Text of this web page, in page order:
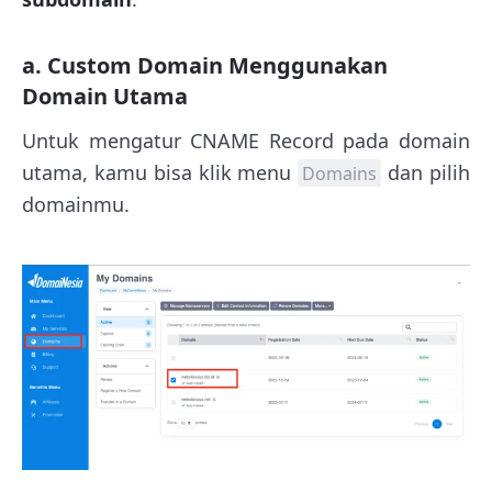
a. Custom Domain Menggunakan
Domain Utama
Untuk mengatur CNAME Record pada domain
utama, kamu bisa klik menu Domains dan pilih
domainmu.